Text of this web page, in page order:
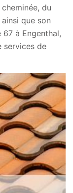
du
que son
à Engenthal,
services de